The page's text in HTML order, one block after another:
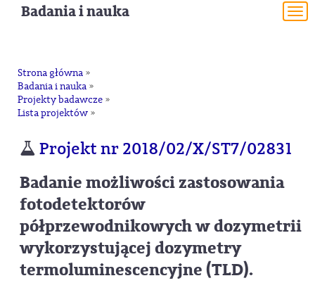
Badania i nauka
Strona główna »
Badania i nauka »
Projekty badawcze »
Lista projektów »
Projekt nr 2018/02/X/ST7/02831
Badanie możliwości zastosowania
fotodetektorów
półprzewodnikowych w dozymetrii
wykorzystującej dozymetry
termoluminescencyjne (TLD).